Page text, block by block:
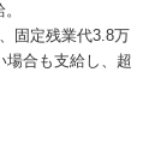
固定残業代3.8万
場合も支給し、超